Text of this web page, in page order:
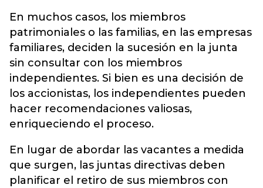
En muchos casos, los miembros
patrimoniales o las familias, en las empresas
familiares, deciden la sucesión en la junta
sin consultar con los miembros
independientes. Si bien es una decisión de
los accionistas, los independientes pueden
hacer recomendaciones valiosas,
enriqueciendo el proceso.
En lugar de abordar las vacantes a medida
que surgen, las juntas directivas deben
planificar el retiro de sus miembros con